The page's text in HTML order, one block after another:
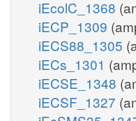
iEcolC_1368
iECP_1309
iECS88_1305
iECs_1301
iECSE_1348
iECSF_1327